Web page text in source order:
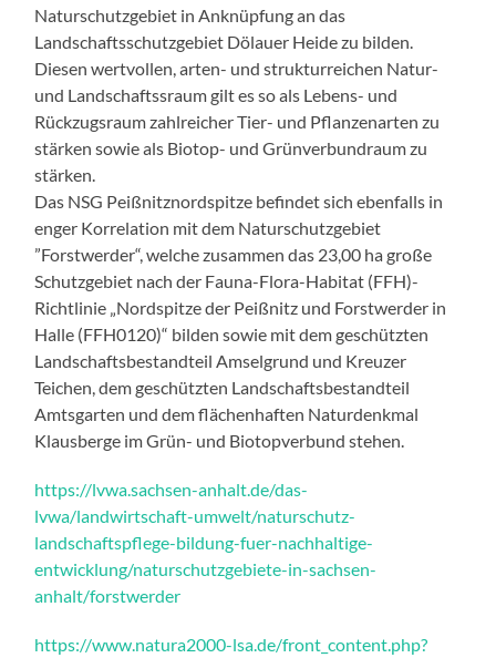
Naturschutzgebiet in Anknüpfung an das
Landschaftsschutzgebiet Dölauer Heide zu bilden.
Diesen wertvollen, arten- und strukturreichen Natur-
und Landschaftssraum gilt es so als Lebens- und
Rückzugsraum zahlreicher Tier- und Pflanzenarten zu
stärken sowie als Biotop- und Grünverbundraum zu
stärken.
Das NSG Peißnitznordspitze befindet sich ebenfalls in
enger Korrelation mit dem Naturschutzgebiet
”Forstwerder“, welche zusammen das 23,00 ha große
Schutzgebiet nach der Fauna-Flora-Habitat (FFH)-
Richtlinie „Nordspitze der Peißnitz und Forstwerder in
Halle (FFH0120)“ bilden sowie mit dem geschützten
Landschaftsbestandteil Amselgrund und Kreuzer
Teichen, dem geschützten Landschaftsbestandteil
Amtsgarten und dem flächenhaften Naturdenkmal
Klausberge im Grün- und Biotopverbund stehen.
https://lvwa.sachsen-anhalt.de/das-
lvwa/landwirtschaft-umwelt/naturschutz-
landschaftspflege-bildung-fuer-nachhaltige-
entwicklung/naturschutzgebiete-in-sachsen-
anhalt/forstwerder
https://www.natura2000-lsa.de/front_content.php?